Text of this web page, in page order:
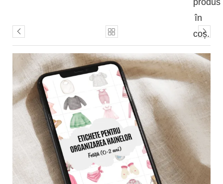
produs
în
coș.